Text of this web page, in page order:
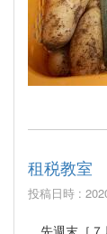
租税教室
投稿日時 :